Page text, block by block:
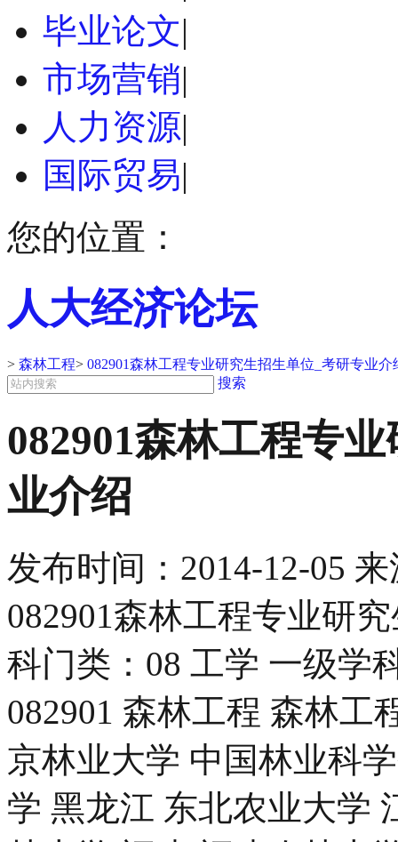
毕业论文|
市场营销|
人力资源|
国际贸易|
您的位置：
人大经济论坛
> 森林工程> 082901森林工程专业研究生招生单位_考研专业介
搜索
082901森林工程专
业介绍
发布时间： 2014-12-05 来
082901森林工程专业研
科门类：08 工学 一级学
082901 森林工程 森林工
京林业大学 中国林业科
学 黑龙江 东北农业大学